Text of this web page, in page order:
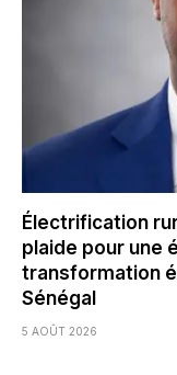
Électrification
plaide pour une
transformation
Sénégal
5 AOÛT 2026